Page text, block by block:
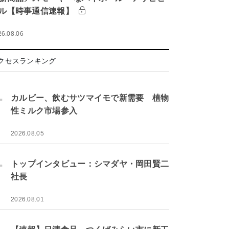
【時事通信速報】
セスランキング
カルビー、飲むサツマイモで新需要 植物
性ミルク市場参入
2026.08.05
トップインタビュー：シマダヤ・岡田賢二
社長
2026.08.01